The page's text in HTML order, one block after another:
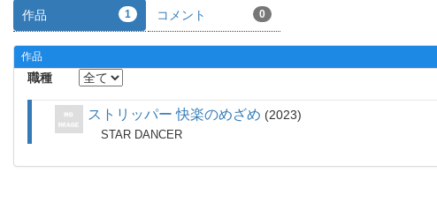
作品 1 コメント 0
作品
職種
ストリッパー 快楽のめざめ 2023
STAR DANCER